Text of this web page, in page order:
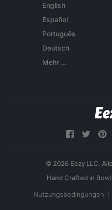
English
Español
Português
Deutsch
Mehr ...
© 2026 Eezy LLC.
Nutzungsbedingungen